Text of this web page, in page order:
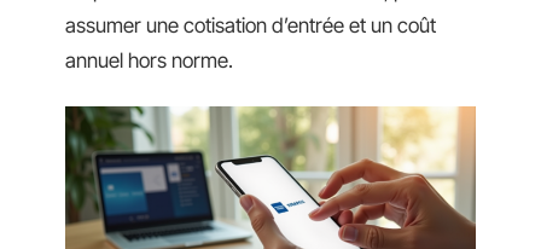
assumer une cotisation d’entrée et un coût
annuel hors norme.